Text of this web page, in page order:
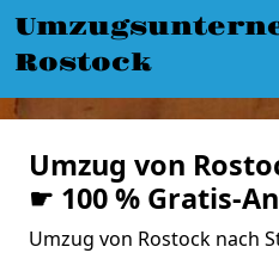
Rostock
Umzug von
☛ 100 % Gratis-
Umzug von Rostock nach